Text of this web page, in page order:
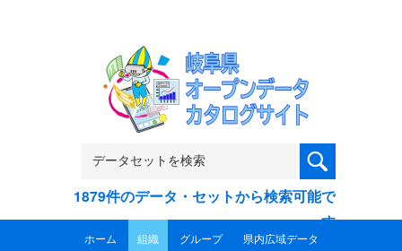
1879件のデータ・セットから検索可能で
す
ホーム 組織 グループ 県内広域データ